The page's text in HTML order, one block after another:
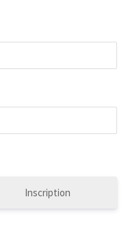
Inscription